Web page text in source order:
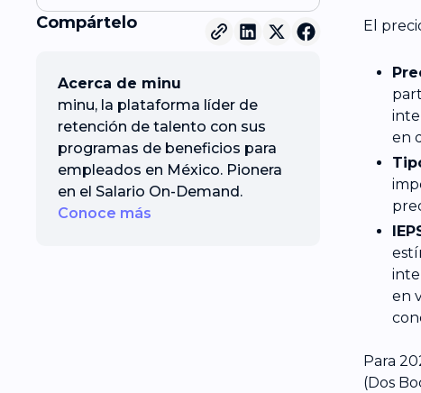
Compártelo
Acerca de minu
minu, la plataforma líder de
retención de talento con sus
programas de beneficios para
empleados en México. Pionera
en el Salario On-Demand.
Conoce más
El
en
en
Para
(Dos